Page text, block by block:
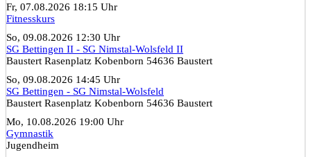
Fr, 07.08.2026 18:15 Uhr
Fitnesskurs
So, 09.08.2026 12:30 Uhr
SG Bettingen II - SG Nimstal-Wolsfeld II
Baustert Rasenplatz Kobenborn 54636 Baustert
So, 09.08.2026 14:45 Uhr
SG Bettingen - SG Nimstal-Wolsfeld
Baustert Rasenplatz Kobenborn 54636 Baustert
Mo, 10.08.2026 19:00 Uhr
Gymnastik
Jugendheim